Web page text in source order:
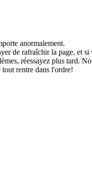
anormalement.
de rafraîchir la page, et si
réessayez plus tard.
rentre dans l'ordre!